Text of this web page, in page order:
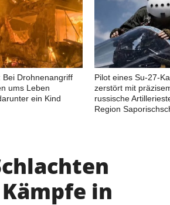
Bei Drohnenangriff
ums Leben
ein Kind
Pilot eines Su-27-
zerstört mit
russische
Region
in